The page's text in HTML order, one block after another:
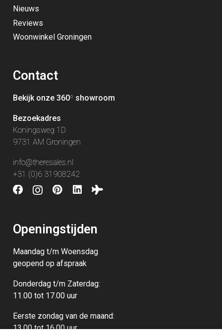
Nieuws
Reviews
Woonwinkel Groningen
Contact
Bekijk onze 360º showroom
Bezoekadres
Koningsweg 1D
9731 AM Groningen
info@theresales.nl
+31 (0)6 31908242
Openingstijden
Maandag t/m Woensdag
geopend op afspraak
Donderdag t/m Zaterdag:
11.00 tot 17.00 uur
Eerste zondag van de maand:
13.00‭ ‬tot 16.00‭ ‬uur